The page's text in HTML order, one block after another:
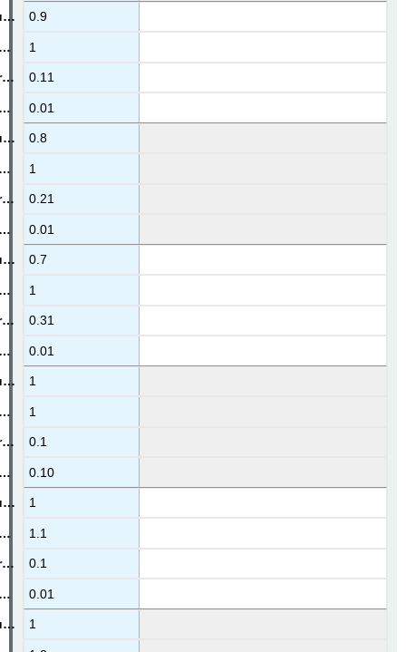
0.9
1
0.11
0.01
0.8
1
0.21
0.01
0.7
1
0.31
0.01
1
1
0.1
0.10
1
1.1
0.1
0.01
1